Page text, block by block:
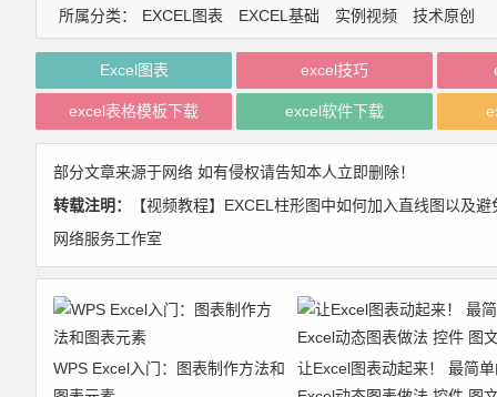
所属分类： EXCEL图表 EXCEL基础 实例视频 技术原创
Excel图表 excel技巧
excel表格模板下载 excel软件下载
部分文章来源于网络 如有侵权请告知本人立即删除！
转载注明：
【视频教程】EXCEL柱形图中如何加入直线图以及
网络服务工作室
WPS Excel入门：图表制作方法和
让Excel图表动起来！ 最简